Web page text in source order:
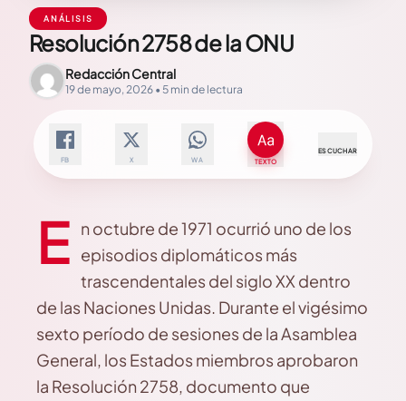
ANÁLISIS
Resolución 2758 de la ONU
Redacción Central
19 de mayo, 2026 • 5 min de lectura
FB X WA TEXTO
ESCUCHAR
E n octubre de 1971 ocurrió uno de los
episodios diplomáticos más
trascendentales del siglo XX dentro
de las Naciones Unidas. Durante el vigésimo
sexto período de sesiones de la Asamblea
General, los Estados miembros aprobaron
la Resolución 2758, documento que